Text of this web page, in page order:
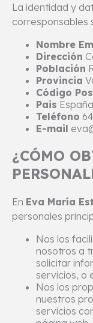
La identidad y
corresponsables
Nombre
Dirección
Población
Provincia
Código
Pais España
Teléfono
E-mail
¿CÓMO
En Eva María
personales
Nos los
nosotros a
solicitar
servicios, o
Nos los
nuestros
servicios